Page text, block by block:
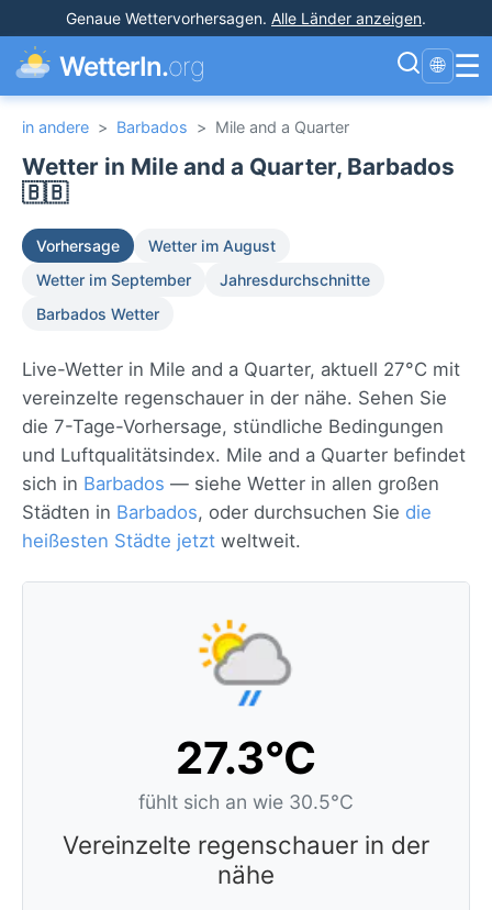
Genaue Wettervorhersagen. Alle Länder anzeigen.
WetterIn.org 🌐 ☰
in andere > Barbados > Mile and a Quarter
Wetter in Mile and a Quarter, Barbados
🇧🇧
Vorhersage
Wetter im August
Wetter im September
Jahresdurchschnitte
Barbados Wetter
Live-Wetter in Mile and a Quarter, aktuell 27°C mit
vereinzelte regenschauer in der nähe. Sehen Sie
die 7-Tage-Vorhersage, stündliche Bedingungen
und Luftqualitätsindex. Mile and a Quarter befindet
sich in Barbados — siehe Wetter in allen großen
Städten in Barbados, oder durchsuchen Sie die
heißesten Städte jetzt weltweit.
27.3°C
fühlt sich an wie 30.5°C
Vereinzelte regenschauer in der
nähe